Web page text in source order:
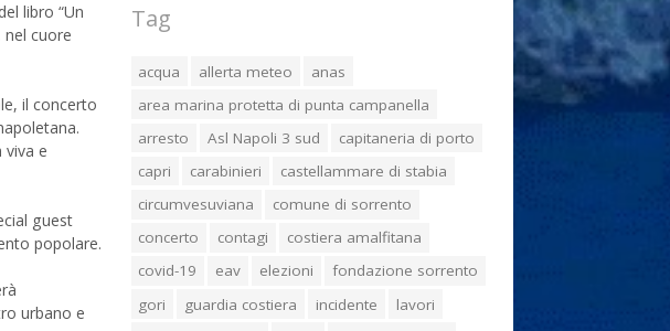
libro “Un
nel cuore
il concerto
viva e
guest
popolare.
urbano e
Tag
acqua allerta meteo
anas
area marina protetta di punta campanella
arresto
Asl Napoli 3 sud
capitaneria di porto
capri
carabinieri
castellammare di stabia
circumvesuviana
comune di sorrento
concerto
contagi
costiera amalfitana
covid-19
eav elezioni
fondazione sorrento
gori
guardia costiera incidente
lavori